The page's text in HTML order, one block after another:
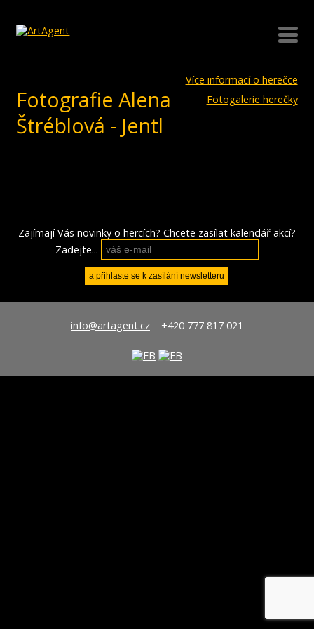
Více informací o herečce
Fotogalerie herečky
Fotografie Alena
Štréblová - Jentl
Zajímají Vás novinky o hercích? Chcete zasílat kalendář akcí?
Zadejte...
info@artagent.cz+420 777 817 021